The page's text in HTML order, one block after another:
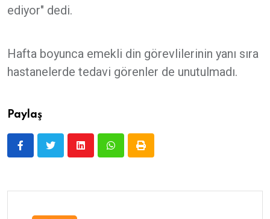
ediyor" dedi.
Hafta boyunca emekli din görevlilerinin yanı sıra
hastanelerde tedavi görenler de unutulmadı.
Paylaş